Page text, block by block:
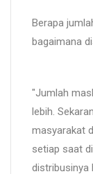
Berapa
bagaimana
"Jumlah
lebih.
masyarakat
setiap saat
distribusinya